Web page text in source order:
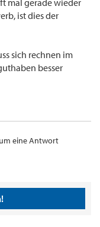
mal gerade wieder
ist dies der
sich rechnen im
besser
eine Antwort